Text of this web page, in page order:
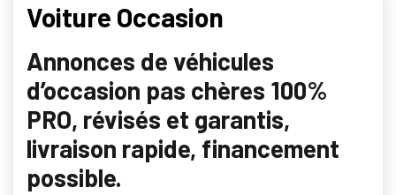
Voiture Occasion
Annonces de véhicules
d’occasion pas chères 100%
PRO, révisés et garantis,
livraison rapide, financement
possible.